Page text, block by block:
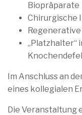
Biopräparate
Chirurgische
„Platzhalter“
Im Anschluss an
eines kollegialen
Die Veranstaltung